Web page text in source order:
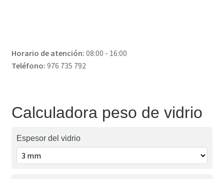
Horario de atención: 08:00 - 16:00
Teléfono: 976 735 792
Calculadora peso de vidrio
Espesor del vidrio